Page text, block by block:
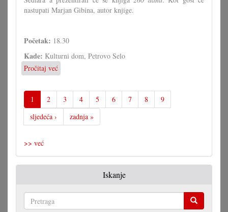
nastupati Marjan Gibina, autor knjige.
Početak: 18.30
Kade: Kulturni dom, Petrovo Selo
Pročitaj već
"Dani
domovinskog
boja
u
Gradišću"
1 2 3 4 5 6 7 8
9
sljedeća ›
zadnja »
>> već
Iskanje